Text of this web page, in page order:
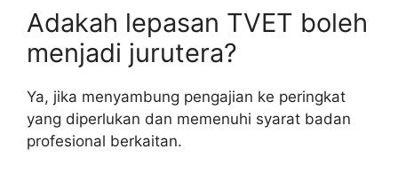
Adakah lepasan TVET boleh
menjadi jurutera?
Ya, jika menyambung pengajian ke peringkat
yang diperlukan dan memenuhi syarat badan
profesional berkaitan.